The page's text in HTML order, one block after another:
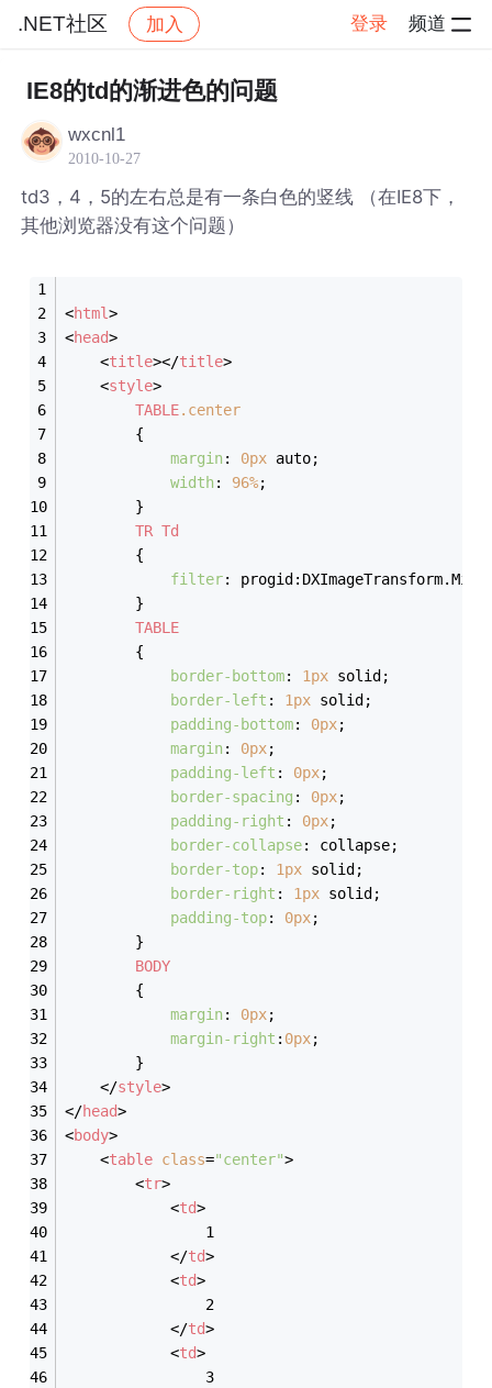
.NET社区 加入 登录 频道
社区 .NET社区 帖子详情
IE8的td的渐进色的问题
wxcnl1
2010-10-27
td3，4，5的左右总是有一条白色的竖线 （在IE8下，
其他浏览器没有这个问题）
<html>
<head>
<title></title>
<style>
TABLE.center
        {
margin: 0px auto;
width: 96%;
        }
TR Td
        {
filter:
        }
TABLE
        {
border-bottom: 1px solid;
border-left : 1px solid;
padding-bottom: 0px;
margin: 0px;
padding-left : 0px;
border-spacing : 0px;
padding-right : 0px;
border-collapse: collapse;
border-top: 1px solid;
border-right : 1px solid;
padding-top: 0px;
        }
BODY
        {
margin: 0px;
margin-right : 0px;
        }
</style>
</head>
<body>
<table class="center">
<tr>
<td>
                1
</td>
<td>
                2
</td>
<td>
                3